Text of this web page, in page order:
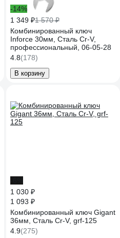
-14%
1 349 ₽1 570 ₽
Комбинированный ключ
Inforce 30мм, Сталь Cr-V,
профессиональный, 06-05-28
4.8(178)
В корзину
1 030 ₽
1 093 ₽
Комбинированный ключ Gigant
36мм, Сталь Cr-V, grf-125
4.9(275)